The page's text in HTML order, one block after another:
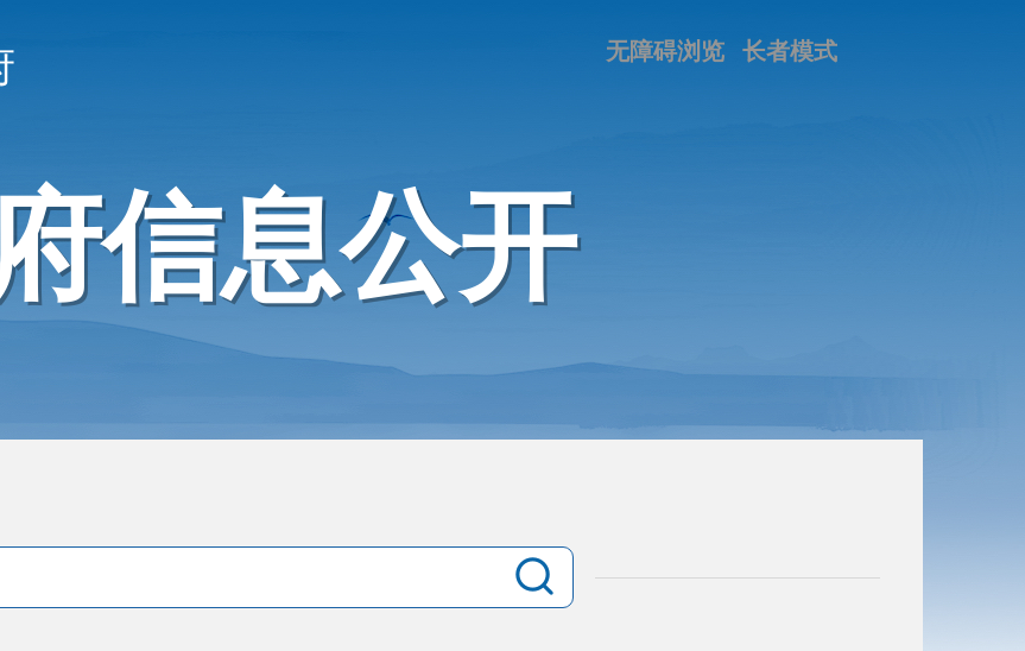
长者模式
无障碍浏览
信息公开